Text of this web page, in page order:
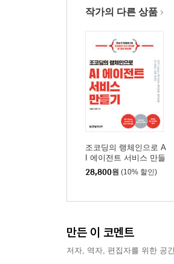
내 컴퓨터에서만 돌아
클라우드플레어 페이지
클라우드플레어 회원
로또 번호 추첨 사이트
배포된 사이트 수정 및
Chapter 03 쉬운 수정/배
버전 관리 시스템 '깃'과
깃허브 회원 가입하기
깃허브 리포지터리 생
라이브 서버로 실행하
채팅 AI로 코드 생성하
작가의 다른 상품
조코딩의 랭체인으로 A
I 에이전트 서비스 만들
기
28,800원 (10% 할인)
만든 이 코멘트
저자, 역자, 편집자를 위한 공